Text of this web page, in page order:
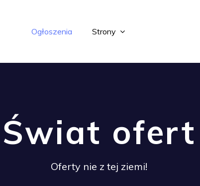
Ogłoszenia Strony
Świat ofert
Oferty nie z tej ziemi!